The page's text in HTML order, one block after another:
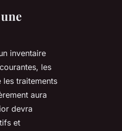
inventaire
les
les traitements
aura
devra
et